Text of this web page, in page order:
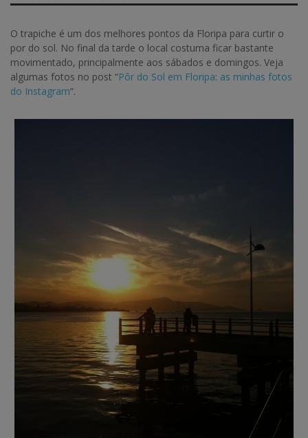
O trapiche é um dos melhores pontos da Floripa para curtir o
por do sol. No final da tarde o local costuma ficar bastante
movimentado, principalmente aos sábados e domingos. Veja
algumas fotos no post “Pôr do Sol em Floripa: as minhas fotos
do Instagram“.